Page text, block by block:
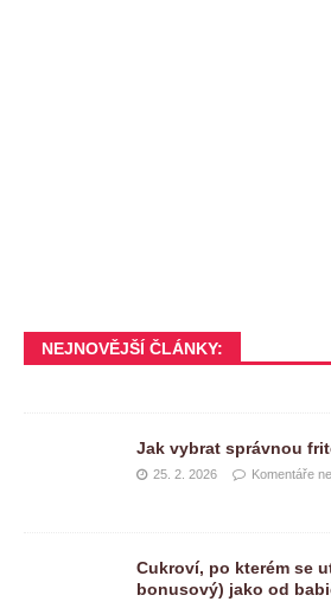
NEJNOVĚJŠÍ ČLÁNKY:
Jak vybrat správnou
25. 2. 2026 Komentáře
Cukroví, po kterém se
bonusový) jako od